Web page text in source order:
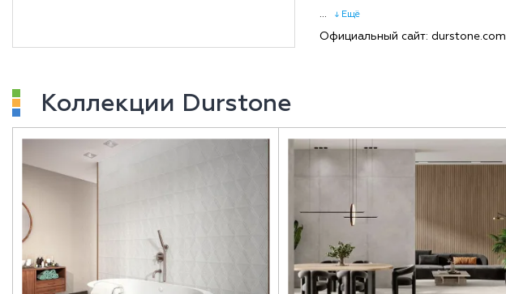
... ↓ Ещё
Официальный сайт: durstone.com
Коллекции Durstone